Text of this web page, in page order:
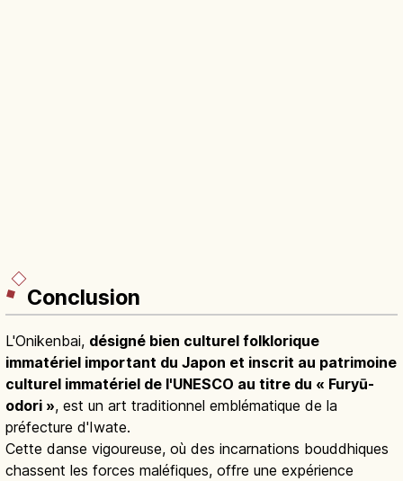
Conclusion
L'Onikenbai, désigné bien culturel folklorique
immatériel important du Japon et inscrit au patrimoine
culturel immatériel de l'UNESCO au titre du « Furyū-
odori », est un art traditionnel emblématique de la
préfecture d'Iwate.
Cette danse vigoureuse, où des incarnations bouddhiques
chassent les forces maléfiques, offre une expérience